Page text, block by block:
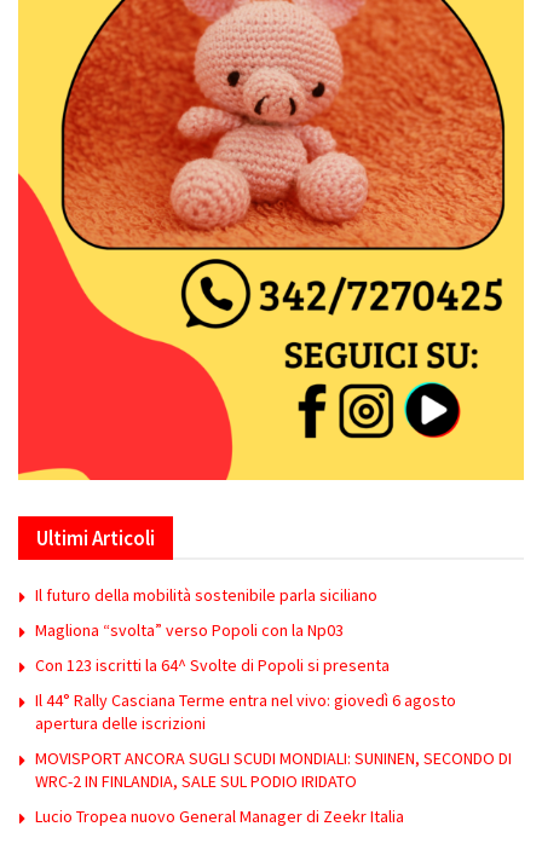
Ultimi Articoli
Il futuro della mobilità sostenibile parla siciliano
Magliona “svolta” verso Popoli con la Np03
Con 123 iscritti la 64^ Svolte di Popoli si presenta
Il 44° Rally Casciana Terme entra nel vivo: giovedì 6 agosto
apertura delle iscrizioni
MOVISPORT ANCORA SUGLI SCUDI MONDIALI: SUNINEN, SECONDO DI
WRC-2 IN FINLANDIA, SALE SUL PODIO IRIDATO
Lucio Tropea nuovo General Manager di Zeekr Italia